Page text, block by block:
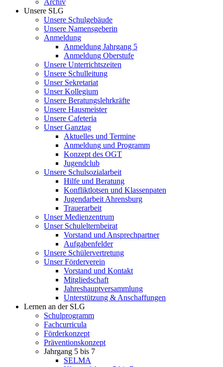
Archiv
Unsere SLG
Unsere Schulgebäude
Unsere Namensgeberin
Anmeldung
Anmeldung Jahrgang 5
Anmeldung Oberstufe
Unsere Unterrichtszeiten
Unsere Schulleitung
Unser Sekretariat
Unser Kollegium
Unsere Beratungslehrkräfte
Unsere Hausmeister
Unsere Cafeteria
Unser Ganztag
Aktuelles und Termine
Anmeldung und Programm
Konzept des OGT
Jugendclub
Unsere Schulsozialarbeit
Hilfe und Beratung
Konfliktlotsen und Klassenpaten
Jugendarbeit Ahrensburg
Trauerarbeit
Unser Medienzentrum
Unser Schulelternbeirat
Vorstand und Ansprechpartner
Aufgabenfelder
Unsere Schülervertretung
Unser Förderverein
Vorstand und Kontakt
Mitgliedschaft
Jahreshauptversammlung
Unterstützung & Anschaffungen
Lernen an der SLG
Schulprogramm
Fachcurricula
Förderkonzept
Präventionskonzept
Jahrgang 5 bis 7
SELMA